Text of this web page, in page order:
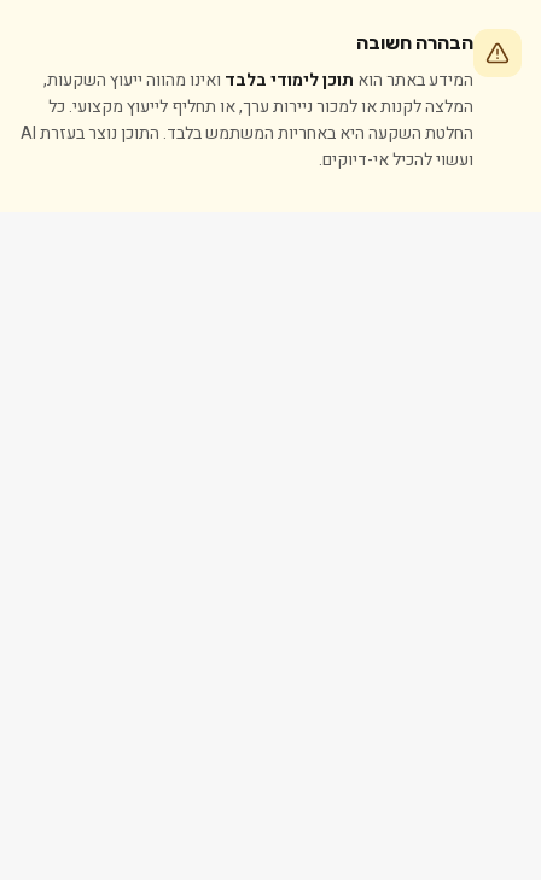
הבהרה חשובה
המידע באתר הוא תוכן לימודי בלבד ואינו מהווה ייעוץ השקעות,
המלצה לקנות או למכור ניירות ערך, או תחליף לייעוץ מקצועי. כל
החלטת השקעה היא באחריות המשתמש בלבד. התוכן נוצר בעזרת AI
ועשוי להכיל אי-דיוקים.